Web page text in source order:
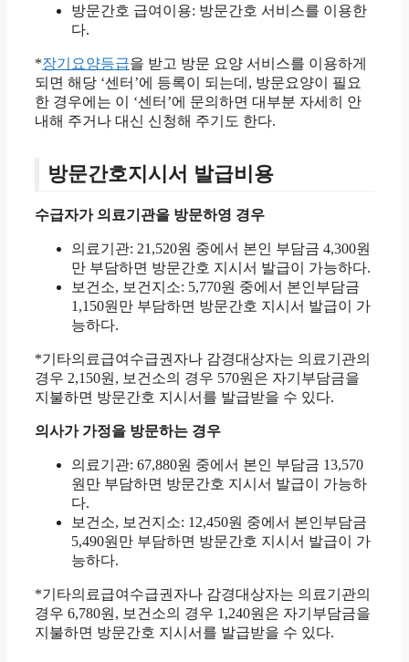
방문간호 급여이용: 방문간호 서비스를 이용한
다.
*장기요양등급을 받고 방문 요양 서비스를 이용하게
되면 해당 ‘센터’에 등록이 되는데, 방문요양이 필요
한 경우에는 이 ‘센터’에 문의하면 대부분 자세히 안
내해 주거나 대신 신청해 주기도 한다.
방문간호지시서 발급비용
수급자가 의료기관을 방문하영 경우
의료기관: 21,520원 중에서 본인 부담금 4,300원
만 부담하면 방문간호 지시서 발급이 가능하다.
보건소, 보건지소: 5,770원 중에서 본인부담금
1,150원만 부담하면 방문간호 지시서 발급이 가
능하다.
*기타의료급여수급권자나 감경대상자는 의료기관의
경우 2,150원, 보건소의 경우 570원은 자기부담금을
지불하면 방문간호 지시서를 발급받을 수 있다.
의사가 가정을 방문하는 경우
의료기관: 67,880원 중에서 본인 부담금 13,570
원만 부담하면 방문간호 지시서 발급이 가능하
다.
보건소, 보건지소: 12,450원 중에서 본인부담금
5,490원만 부담하면 방문간호 지시서 발급이 가
능하다.
*기타의료급여수급권자나 감경대상자는 의료기관의
경우 6,780원, 보건소의 경우 1,240원은 자기부담금을
지불하면 방문간호 지시서를 발급받을 수 있다.